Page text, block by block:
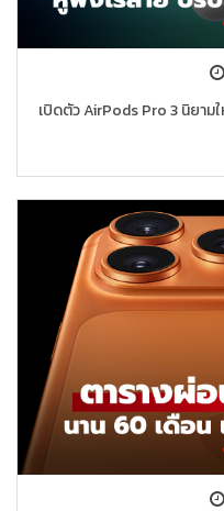
เปิดตัว AirPods Pro 3 นิยาม